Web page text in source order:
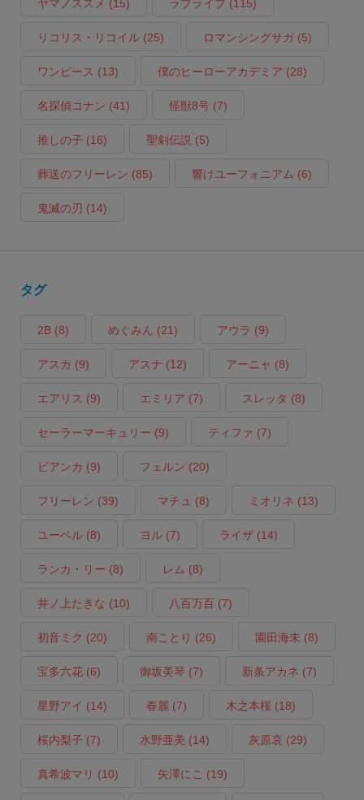
ヤマノススメ (15) ラブライブ(115)
リコリス・リコイル(25) ロマンシングサガ(5)
ワンピース (13) 僕のヒーローアカデミア (28)
名探偵コナン (41) 怪獣8号(7)
推しの子 (16) 聖剣伝説 (5)
葬送のフリーレン (85) 響けユーフォニアム (6)
鬼滅の刃 (14)
タグ
2B(8) めぐみん (21) アウラ (9)
アスカ (9) アスナ (12) アーニャ (8)
エアリス (9) エミリア (7) スレッタ (8)
セーラーマーキュリー (9) ティファ (7)
ビアンカ (9) フェルン (20)
フリーレン (39) マチュ (8) ミオリネ (13)
ユーベル(8) ヨル(7) ライザ(14)
ランカ・リー (8) レム (8)
井ノ上たきな (10) 八百万百(7)
初音ミク (20) 南ことり (26) 園田海未 (8)
宝多六花(6) 御坂美琴 (7) 新条アカネ (7)
星野アイ (14) 春麗 (7) 木之本桜(18)
桜内梨子 (7) 水野亜美 (14) 灰原哀 (29)
真希波マリ (10) 矢澤にこ (19)